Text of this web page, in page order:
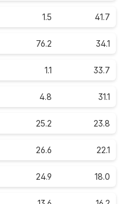
1.5 41.7
76.2 34.1
1.1 33.7
4.8 31.1
25.2 23.8
26.6 22.1
24.9 18.0